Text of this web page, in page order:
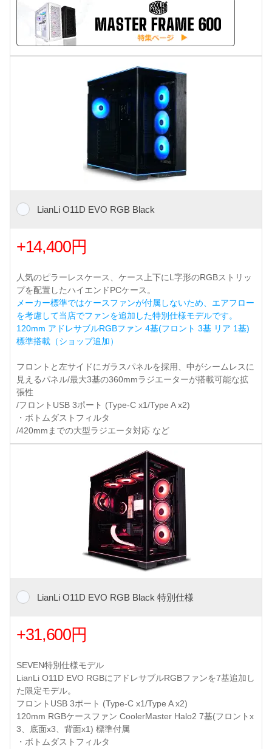
LianLi O11D EVO RGB Black
+14,400円
人気のピラーレスケース、ケース上下にL字形のRGBストリッ
プを配置したハイエンドPCケース。
メーカー標準ではケースファンが付属しないため、エアフロー
を考慮して当店でファンを追加した特別仕様モデルです。
120mm アドレサブルRGBファン 4基(フロント 3基 リア 1基)
標準搭載（ショップ追加）
フロントと左サイドにガラスパネルを採用、中がシームレスに
見えるパネル/最大3基の360mmラジエーターが搭載可能な拡
張性
/フロントUSB 3ポート (Type-C x1/Type A x2)
・ボトムダストフィルタ
/420mmまでの大型ラジエータ対応 など
LianLi O11D EVO RGB Black 特別仕様
+31,600円
SEVEN特別仕様モデル
LianLi O11D EVO RGBにアドレサブルRGBファンを7基追加し
た限定モデル。
フロントUSB 3ポート (Type-C x1/Type A x2)
120mm RGBケースファン CoolerMaster Halo2 7基(フロントx
3、底面x3、背面x1) 標準付属
・ボトムダストフィルタ